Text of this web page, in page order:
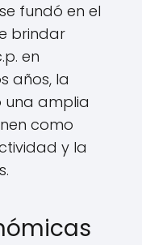
se fundó en el
brindar
en
años, la
amplia
como
y la